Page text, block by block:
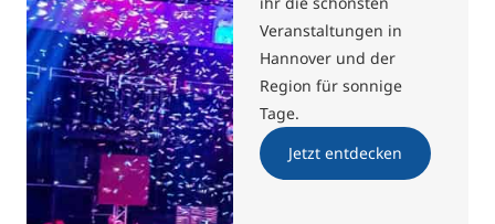
Veranstaltungen in
Hannover und der
Region für sonnige
Tage.
Jetzt entdecken